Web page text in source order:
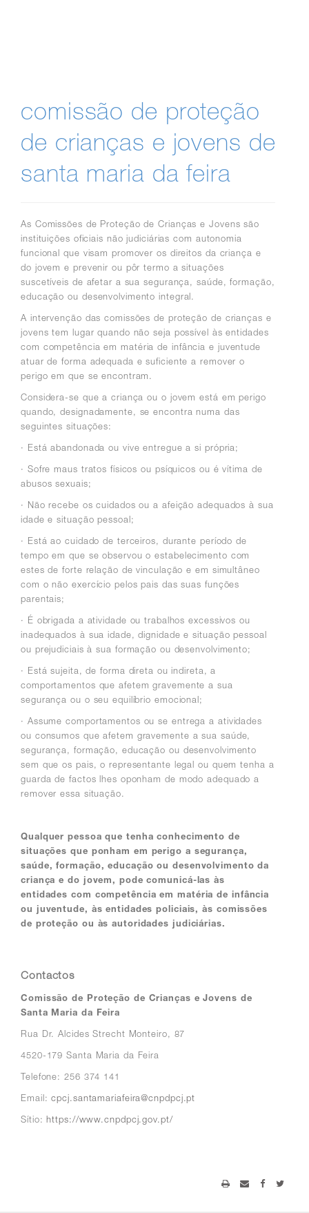
comissão de proteção
de crianças e jovens de
santa maria da feira
As Comissões de Proteção de Crianças e Jovens são
instituições oficiais não judiciárias com autonomia
funcional que visam promover os direitos da criança e
do jovem e prevenir ou pôr termo a situações
suscetíveis de afetar a sua segurança, saúde, formação,
educação ou desenvolvimento integral.
A intervenção das comissões de proteção de crianças e
jovens tem lugar quando não seja possível às entidades
com competência em matéria de infância e juventude
atuar de forma adequada e suficiente a remover o
perigo em que se encontram.
Considera-se que a criança ou o jovem está em perigo
quando, designadamente, se encontra numa das
seguintes situações:
· Está abandonada ou vive entregue a si própria;
· Sofre maus tratos físicos ou psíquicos ou é vítima de
abusos sexuais;
· Não recebe os cuidados ou a afeição adequados à sua
idade e situação pessoal;
· Está ao cuidado de terceiros, durante período de
tempo em que se observou o estabelecimento com
estes de forte relação de vinculação e em simultâneo
com o não exercício pelos pais das suas funções
parentais;
· É obrigada a atividade ou trabalhos excessivos ou
inadequados à sua idade, dignidade e situação pessoal
ou prejudiciais à sua formação ou desenvolvimento;
· Está sujeita, de forma direta ou indireta, a
comportamentos que afetem gravemente a sua
segurança ou o seu equilíbrio emocional;
· Assume comportamentos ou se entrega a atividades
ou consumos que afetem gravemente a sua saúde,
segurança, formação, educação ou desenvolvimento
sem que os pais, o representante legal ou quem tenha a
guarda de factos lhes oponham de modo adequado a
remover essa situação.
Qualquer pessoa que tenha conhecimento de
situações que ponham em perigo a segurança,
saúde, formação, educação ou desenvolvimento da
criança e do jovem, pode comunicá-las às
entidades com competência em matéria de infância
ou juventude, às entidades policiais, às comissões
de proteção ou às autoridades judiciárias.
Contactos
Comissão de Proteção de Crianças e Jovens de
Santa Maria da Feira
Rua Dr. Alcides Strecht Monteiro, 87
4520-179 Santa Maria da Feira
Telefone: 256 374 141
Email:cpcj.santamariafeira@cnpdpcj.pt
Sítio:https://www.cnpdpcj.gov.pt/